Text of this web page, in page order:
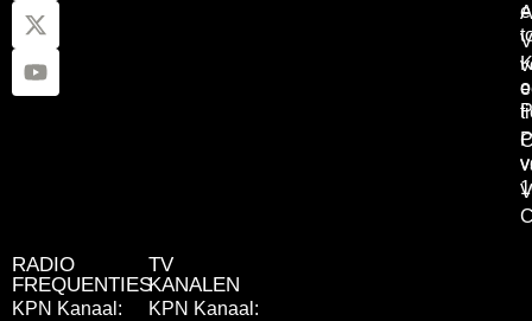
RADIO
FREQUENTIES
KPN Kanaal:
TV
KANALEN
KPN Kanaal: